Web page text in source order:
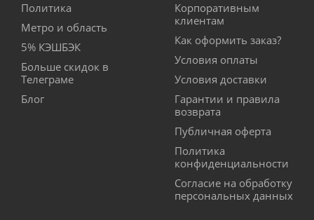
Политика
Метро и область
5% КЭШБЭК
Больше скидок в
Телеграме
Блог
Корпоративным
клиентам
Как оформить заказ?
Условия оплаты
Условия доставки
Гарантии и правила
возврата
Публичная оферта
Политика
конфиденциальности
Согласие на обработку
персональных данных